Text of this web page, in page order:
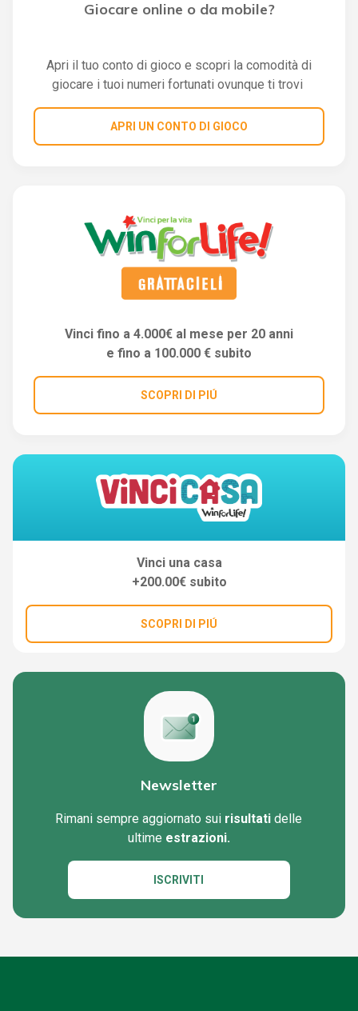
Giocare online o da mobile?
Apri il tuo conto di gioco e scopri la comodità di
giocare i tuoi numeri fortunati ovunque ti trovi
APRI UN CONTO DI GIOCO
Vinci fino a 4.000€ al mese per 20 anni
e fino a 100.000 € subito
SCOPRI DI PIÚ
Vinci una casa
+200.00€ subito
SCOPRI DI PIÚ
Newsletter
Rimani sempre aggiornato sui risultati delle
ultime estrazioni.
ISCRIVITI